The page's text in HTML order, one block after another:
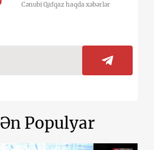
Cənubi Qafqaz haqda xəbərlər
Ən Populyar